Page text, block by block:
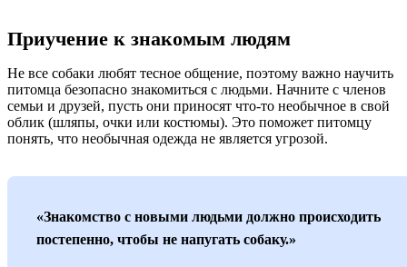
Приучение к знакомым людям
Не все собаки любят тесное общение, поэтому важно научить
питомца безопасно знакомиться с людьми. Начните с членов
семьи и друзей, пусть они приносят что-то необычное в свой
облик (шляпы, очки или костюмы). Это поможет питомцу
понять, что необычная одежда не является угрозой.
«Знакомство с новыми людьми должно происходить
постепенно, чтобы не напугать собаку.»